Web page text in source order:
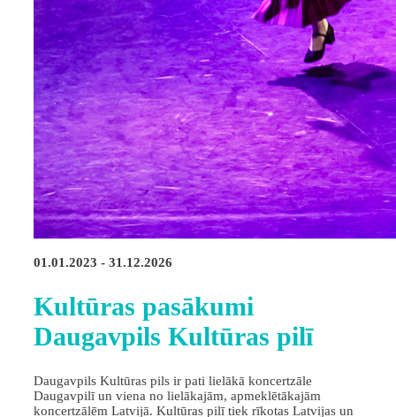
01.01.2023 - 31.12.2026
Kultūras pasākumi
Daugavpils Kultūras pilī
Daugavpils Kultūras pils ir pati lielākā koncertzāle
Daugavpilī un viena no lielākajām, apmeklētākajām
koncertzālēm Latvijā. Kultūras pilī tiek rīkotas Latvijas un